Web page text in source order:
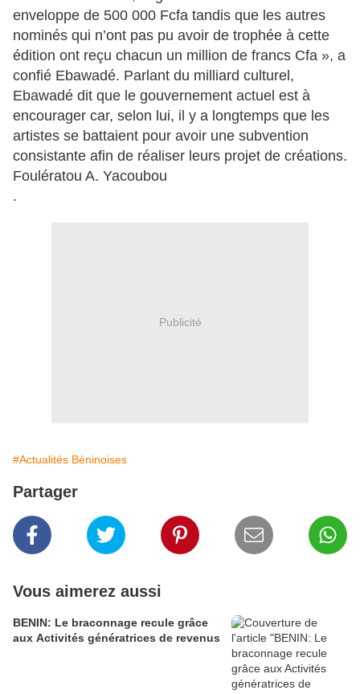
enveloppe de 500 000 Fcfa tandis que les autres
nominés qui n’ont pas pu avoir de trophée à cette
édition ont reçu chacun un million de francs Cfa », a
confié Ebawadé. Parlant du milliard culturel,
Ebawadé dit que le gouvernement actuel est à
encourager car, selon lui, il y a longtemps que les
artistes se battaient pour avoir une subvention
consistante afin de réaliser leurs projet de créations.
Foulératou A. Yacoubou
.
Publicité
#Actualités Béninoises
Partager
Vous aimerez aussi
BENIN: Le braconnage recule grâce
aux Activités génératrices de revenus